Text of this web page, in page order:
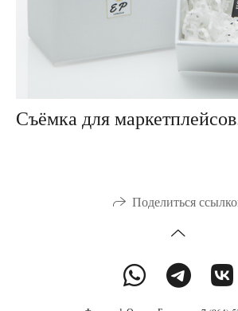
Поделиться